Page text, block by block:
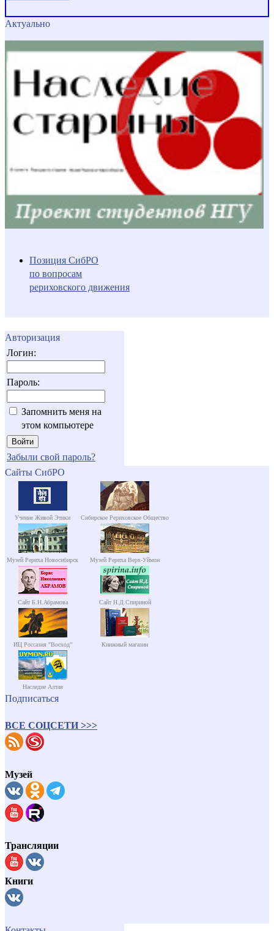
Актуально
Позиция СибРО
по вопросам
рериховского движения
Авторизация
Логин:
Пароль:
Запомнить меня на
этом компьютере
Забыли свой пароль?
Сайты СибРО
Учение Живой Этики Сибирское Рериховское Общество
Музей Рериха Новосибирск Музей Рериха Верх-Уймон
Сайт Б.Н.Абрамова Сайт Н.Д.Спириной
ИЦ Россазия "Восход" Книжный магазин
Наследие Алтая
Подписаться
ВСЕ СОЦСЕТИ >>>
Музей
Трансляции
Книги